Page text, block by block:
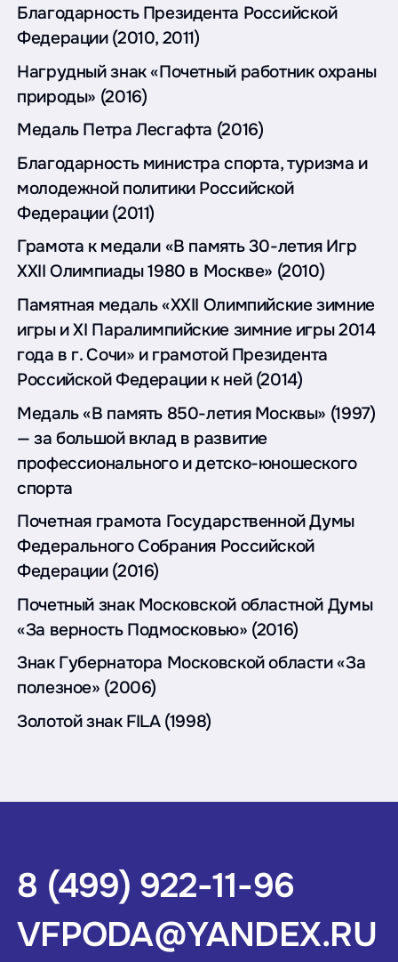
Благодарность Президента Российской
Федерации (2010, 2011)
Нагрудный знак «Почетный работник охраны
природы» (2016)
Медаль Петра Лесгафта (2016)
Благодарность министра спорта, туризма и
молодежной политики Российской
Федерации (2011)
Грамота к медали «В память 30-летия Игр
XXII Олимпиады 1980 в Москве» (2010)
Памятная медаль «XXII Олимпийские зимние
игры и XI Паралимпийские зимние игры 2014
года в г. Сочи» и грамотой Президента
Российской Федерации к ней (2014)
Медаль «В память 850-летия Москвы» (1997)
— за большой вклад в развитие
профессионального и детско-юношеского
спорта
Почетная грамота Государственной Думы
Федерального Собрания Российской
Федерации (2016)
Почетный знак Московской областной Думы
«За верность Подмосковью» (2016)
Знак Губернатора Московской области «За
полезное» (2006)
Золотой знак FILA (1998)
8 (499) 922-11-96
VFPODA@YANDEX.RU